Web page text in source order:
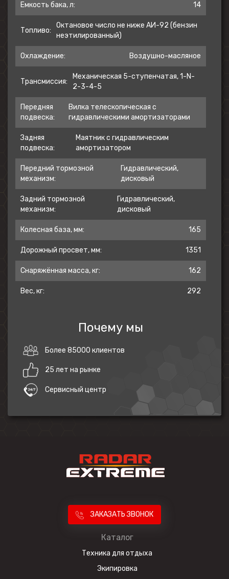
экономичнее.
Емкость бака, л: 14
Топливо:
Октановое число не ниже АИ-92 (бензин
неэтилированный)
Охлаждение: Воздушно-масляное
Трансмиссия:
Механическая 5-ступенчатая, 1-N-
2-3-4-5
Передняя
подвеска:
Вилка телескопическая с
гидравлическими амортизаторами
Задняя
подвеска:
Маятник с гидравлическим
амортизатором
Передний тормозной
механизм:
Гидравлический,
дисковый
Задний тормозной
механизм:
Гидравлический,
дисковый
Колесная база, мм: 165
Дорожный просвет, мм: 1351
Снаряжённая масса, кг: 162
Вес, кг: 292
Почему мы
Более 85000 клиентов
25 лет на рынке
Сервисный центр
ЗАКАЗАТЬ ЗВОНОК
Каталог
Техника для отдыха
Экипировка